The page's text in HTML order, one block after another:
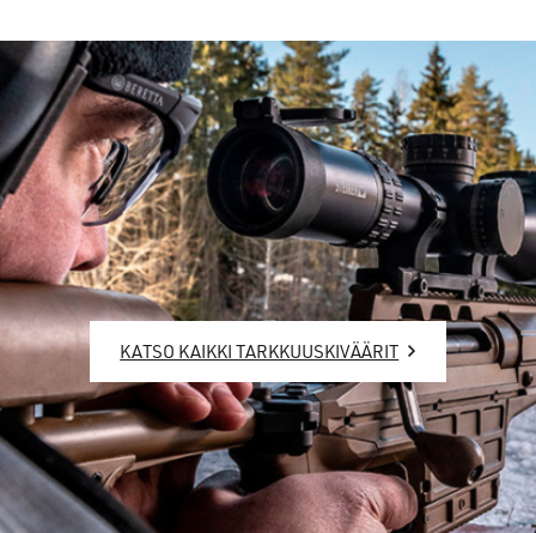
KATSO KAIKKI TARKKUUSKIVÄÄRIT